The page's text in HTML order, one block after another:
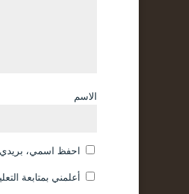
الاسم
احفظ اسمي، بريدي
أعلمني بمتابعة